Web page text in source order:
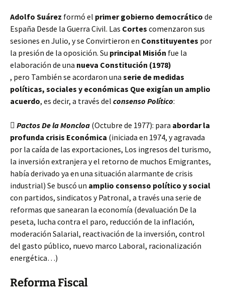
Adolfo Suárez formó el primer gobierno democrático de
España Desde la Guerra Civil. Las Cortes comenzaron sus
sesiones en Julio, y se Convirtieron en Constituyentes por
la presión de la oposición. Su principal Misión fue la
elaboración de una nueva Constitución (1978)
, pero También se acordaron una serie de medidas
políticas, sociales y económicas Que exigían un amplio
acuerdo, es decir, a través del consenso Político:
 Pactos De la Moncloa (Octubre de 1977): para abordar la
profunda crisis Económica (iniciada en 1974, y agravada
por la caída de las exportaciones, Los ingresos del turismo,
la inversión extranjera y el retorno de muchos Emigrantes,
había derivado ya en una situación alarmante de crisis
industrial) Se buscó un amplio consenso político y social
con partidos, sindicatos y Patronal, a través una serie de
reformas que sanearan la economía (devaluación De la
peseta, lucha contra el paro, reducción de la inflación,
moderación Salarial, reactivación de la inversión, control
del gasto público, nuevo marco Laboral, racionalización
energética…)
Reforma Fiscal